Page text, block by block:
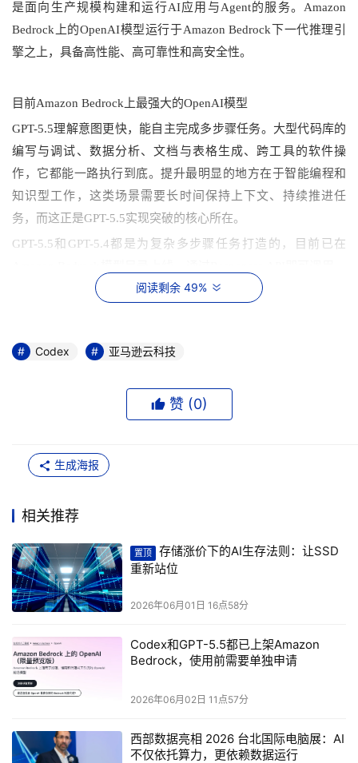
是面向生产规模构建和运行AI应用与Agent的服务。Amazon
Bedrock上的OpenAI模型运行于Amazon Bedrock下一代推理引
擎之上，具备高性能、高可靠性和高安全性。
目前Amazon Bedrock上最强大的OpenAI模型
GPT-5.5理解意图更快，能自主完成多步骤任务。大型代码库的
编写与调试、数据分析、文档与表格生成、跨工具的软件操
作，它都能一路执行到底。提升最明显的地方在于智能编程和
知识型工作，这类场景需要长时间保持上下文、持续推进任
务，而这正是GPT-5.5实现突破的核心所在。
GPT-5.5和GPT-5.4都是为复杂多步骤任务打造的，目前已在
计费标准与直接使用OpenAI完全一致，不收取任何额外费用。
程中，完整状态会被持续捕获并持久化保存：硬件故障或节点
安全合规方面，每次调用都完整继承亚马逊云科技现有的治理
网络隔离、Amazon KMS加密，以及Amazon CloudTrail全链路
审计日志。提示词和响应内容既不会用于模型训练，也不会共
适用上述全部保护措施。
通过Amazon Bedrock上的Codex加速软件开发
Codex是OpenAI面向AI驱动软件开发的编程Agent。每周有超过
试、测试和验证。
Codex能跨整个代码仓库保持上下文连贯，对模糊的报错信息进
行深度推理，通过工具主动验证假设，并在理解系统整体结构
5.5作为推理底座后，完成同等工作的效率和质量都比此前版本
大幅提升。
阅读剩余 49%
Codex 亚马逊云科技
赞 (0)
生成海报
相关推荐
置顶 存储涨价下的AI生存法则：让SSD
重新站位
2026年06月01日 16点58分
Codex和GPT-5.5都已上架Amazon
Bedrock，使用前需要单独申请
2026年06月02日 11点57分
西部数据亮相 2026 台北国际电脑展：AI
不仅依托算力，更依赖数据运行